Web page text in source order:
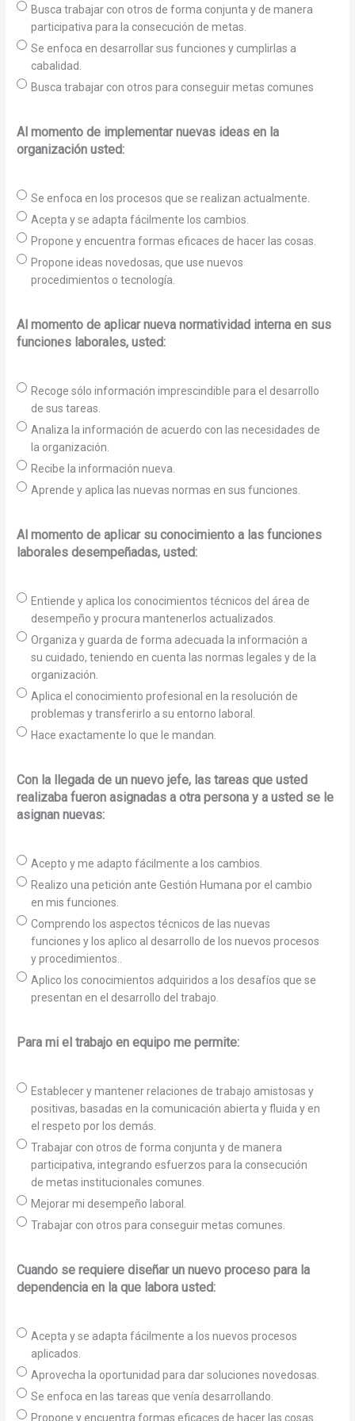
Busca trabajar con otros de forma conjunta y de manera
participativa para la consecución de metas.
Se enfoca en desarrollar sus funciones y cumplirlas a
cabalidad.
Busca trabajar con otros para conseguir metas comunes
Al momento de implementar nuevas ideas en la
organización usted:
Se enfoca en los procesos que se realizan actualmente.
Acepta y se adapta fácilmente los cambios.
Propone y encuentra formas eficaces de hacer las cosas.
Propone ideas novedosas, que use nuevos
procedimientos o tecnología.
Al momento de aplicar nueva normatividad interna en sus
funciones laborales, usted:
Recoge sólo información imprescindible para el desarrollo
de sus tareas.
Analiza la información de acuerdo con las necesidades de
la organización.
Recibe la información nueva.
Aprende y aplica las nuevas normas en sus funciones.
Al momento de aplicar su conocimiento a las funciones
laborales desempeñadas, usted:
Entiende y aplica los conocimientos técnicos del área de
desempeño y procura mantenerlos actualizados.
Organiza y guarda de forma adecuada la información a
su cuidado, teniendo en cuenta las normas legales y de la
organización.
Aplica el conocimiento profesional en la resolución de
problemas y transferirlo a su entorno laboral.
Hace exactamente lo que le mandan.
Con la llegada de un nuevo jefe, las tareas que usted
realizaba fueron asignadas a otra persona y a usted se le
asignan nuevas:
Acepto y me adapto fácilmente a los cambios.
Realizo una petición ante Gestión Humana por el cambio
en mis funciones.
Comprendo los aspectos técnicos de las nuevas
funciones y los aplico al desarrollo de los nuevos procesos
y procedimientos..
Aplico los conocimientos adquiridos a los desafíos que se
presentan en el desarrollo del trabajo.
Para mi el trabajo en equipo me permite:
Establecer y mantener relaciones de trabajo amistosas y
positivas, basadas en la comunicación abierta y fluida y en
el respeto por los demás.
Trabajar con otros de forma conjunta y de manera
participativa, integrando esfuerzos para la consecución
de metas institucionales comunes.
Mejorar mi desempeño laboral.
Trabajar con otros para conseguir metas comunes.
Cuando se requiere diseñar un nuevo proceso para la
dependencia en la que labora usted:
Acepta y se adapta fácilmente a los nuevos procesos
aplicados.
Aprovecha la oportunidad para dar soluciones novedosas.
Se enfoca en las tareas que venía desarrollando.
Propone y encuentra formas eficaces de hacer las cosas.